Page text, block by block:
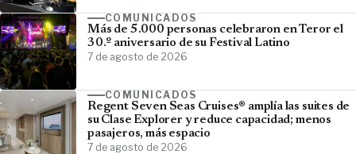
COMUNICADOS
Más de 5.000 personas celebraron en Teror el
30.º aniversario de su Festival Latino
7 de agosto de 2026
COMUNICADOS
Regent Seven Seas Cruises® amplía las suites de
su Clase Explorer y reduce capacidad; menos
pasajeros, más espacio
7 de agosto de 2026